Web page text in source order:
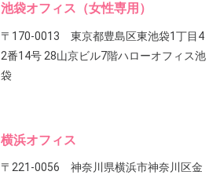
池袋オフィス（女性専用）
〒170-0013 東京都豊島区東池袋1丁目4
2番14号 28山京ビル7階ハローオフィス池
袋
横浜オフィス
〒221-0056 神奈川県横浜市神奈川区金